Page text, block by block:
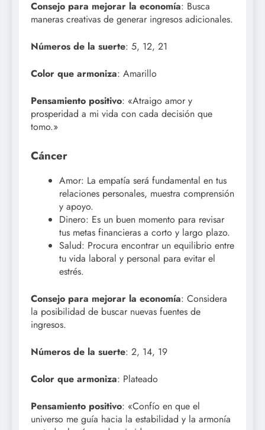
Consejo para mejorar la economía: Busca
maneras creativas de generar ingresos adicionales.
Números de la suerte: 5, 12, 21
Color que armoniza: Amarillo
Pensamiento positivo: «Atraigo amor y
prosperidad a mi vida con cada decisión que
tomo.»
Cáncer
Amor: La empatía será fundamental en tus
relaciones personales, muestra comprensión
y apoyo.
Dinero: Es un buen momento para revisar
tus metas financieras a corto y largo plazo.
Salud: Procura encontrar un equilibrio entre
tu vida laboral y personal para evitar el
estrés.
Consejo para mejorar la economía: Considera
la posibilidad de buscar nuevas fuentes de
ingresos.
Números de la suerte: 2, 14, 19
Color que armoniza: Plateado
Pensamiento positivo: «Confío en que el
universo me guía hacia la estabilidad y la armonía